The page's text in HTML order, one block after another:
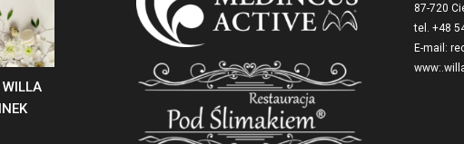
87-720
tel. +48
E-mail:
www:.